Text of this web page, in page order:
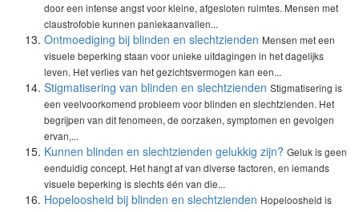
door een intense angst voor kleine, afgesloten ruimtes. Mensen met
claustrofobie kunnen paniekaanvallen...
Ontmoediging bij blinden en slechtzienden Mensen met een
visuele beperking staan voor unieke uitdagingen in het dagelijks
leven. Het verlies van het gezichtsvermogen kan een...
Stigmatisering van blinden en slechtzienden Stigmatisering is
een veelvoorkomend probleem voor blinden en slechtzienden. Het
begrijpen van dit fenomeen, de oorzaken, symptomen en gevolgen
ervan,...
Kunnen blinden en slechtzienden gelukkig zijn? Geluk is geen
eenduidig concept. Het hangt af van diverse factoren, en iemands
visuele beperking is slechts één van die...
Hopeloosheid bij blinden en slechtzienden Hopeloosheid is